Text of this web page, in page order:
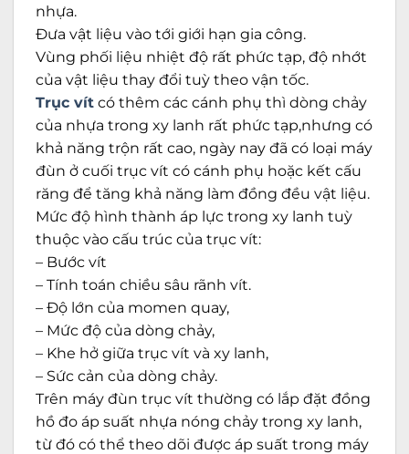
nhựa.
Đưa vật liệu vào tới giới hạn gia công.
Vùng phối liệu nhiệt độ rất phức tạp, độ nhớt
của vật liệu thay đổi tuỳ theo vận tốc.
Trục vít có thêm các cánh phụ thì dòng chảy
của nhựa trong xy lanh rất phức tạp,nhưng có
khả năng trộn rất cao, ngày nay đã có loại máy
đùn ở cuối trục vít có cánh phụ hoặc kết cấu
răng để tăng khả năng làm đồng đều vật liệu.
Mức độ hình thành áp lực trong xy lanh tuỳ
thuộc vào cấu trúc của trục vít:
– Bước vít
– Tính toán chiều sâu rãnh vít.
– Độ lớn của momen quay,
– Mức độ của dòng chảy,
– Khe hở giữa trục vít và xy lanh,
– Sức cản của dòng chảy.
Trên máy đùn trục vít thường có lắp đặt đồng
hồ đo áp suất nhựa nóng chảy trong xy lanh,
từ đó có thể theo dõi được áp suất trong máy